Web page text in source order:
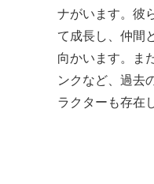
ナがいます。彼
て成長し、仲間
向かいます。ま
ンクなど、過去
ラクターも存在